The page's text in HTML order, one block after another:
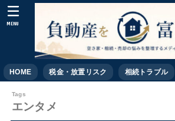
HOME 税金・放置リスク 相続トラブル
MENU
エンタメ